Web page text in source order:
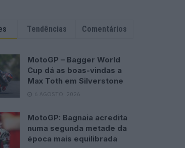
Tendências Comentários
MotoGP – Bagger World
Cup dá as boas-vindas a
Max Toth em Silverstone
6 AGOSTO, 2026
MotoGP: Bagnaia acredita
numa segunda metade da
época mais equilibrada